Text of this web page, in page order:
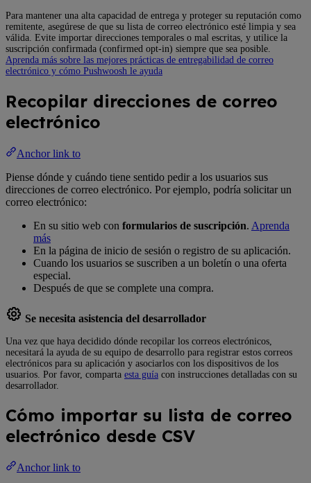
Para mantener una alta capacidad de entrega y proteger su reputación como
remitente, asegúrese de que su lista de correo electrónico esté limpia y sea
válida. Evite importar direcciones temporales o mal escritas, y utilice la
suscripción confirmada (confirmed opt-in) siempre que sea posible.
Aprenda más sobre las mejores prácticas de entregabilidad de correo
electrónico y cómo Pushwoosh le ayuda
Recopilar direcciones de correo
electrónico
Anchor link to
Piense dónde y cuándo tiene sentido pedir a los usuarios sus
direcciones de correo electrónico. Por ejemplo, podría solicitar un
correo electrónico:
En su sitio web con formularios de suscripción. Aprenda
más
En la página de inicio de sesión o registro de su aplicación.
Cuando los usuarios se suscriben a un boletín o una oferta
especial.
Después de que se complete una compra.
Se necesita asistencia del desarrollador
Una vez que haya decidido dónde recopilar los correos electrónicos,
necesitará la ayuda de su equipo de desarrollo para registrar estos correos
electrónicos para su aplicación y asociarlos con los dispositivos de los
usuarios. Por favor, comparta esta guía con instrucciones detalladas con su
desarrollador.
Cómo importar su lista de correo
electrónico desde CSV
Anchor link to